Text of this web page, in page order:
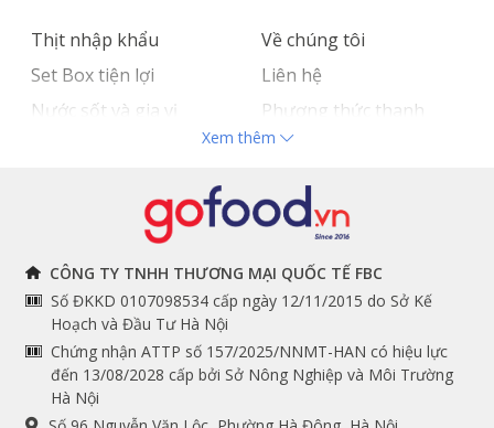
Thịt nhập khẩu
Set Box tiện lợi
Nước sốt và gia vị
Về chúng tôi
Liên hệ
Phương thức thanh
toán
Tuyển dụng
THÔNG TIN
Chính sách và quy định
chung
Hướng dẫn đặt hàng
Cam kết chất lượng
THEO DÕI NGAY
Facebook
Instagram
Youtube
Tiktok
Xem thêm
CÔNG TY TNHH THƯƠNG MẠI QUỐC TẾ FBC
Số ĐKKD 0107098534 cấp ngày 12/11/2015 do Sở Kế
Hoạch và Đầu Tư Hà Nội
Chứng nhận ATTP số 157/2025/NNMT-HAN có hiệu lực
đến 13/08/2028 cấp bởi Sở Nông Nghiệp và Môi Trường
Hà Nội